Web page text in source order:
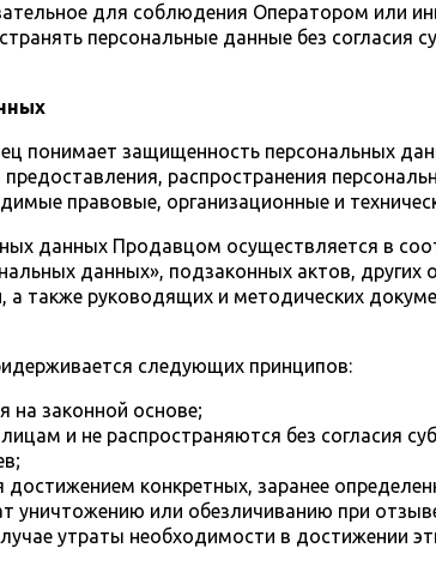
для соблюдения Оператором
персональные данные без согласия
понимает защищенность персональных
распространения
правовые, организационные и
данных Продавцом осуществляется в
данных», подзаконных актов, других
а также руководящих и методических
следующих принципов:
на законной основе;
и не распространяются без согласия
конкретных, заранее
или обезличиванию при
утраты необходимости в достижении